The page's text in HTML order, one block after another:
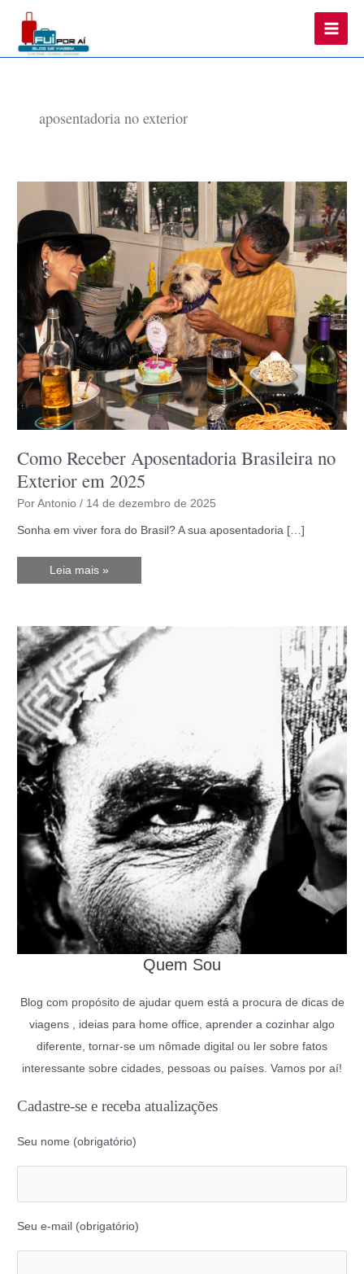
Main
aposentadoria no exterior
Como Receber Aposentadoria Brasileira no
Exterior em 2025
PorAntonio/ 14 de dezembro de 2025
Sonha em viver fora do Brasil? A sua aposentadoria […]
Como
em
2025
Leia mais »
Quem Sou
Blog com propósito de ajudar quem está a procura de dicas de
viagens , ideias para home office, aprender a cozinhar algo
diferente, tornar-se um nômade digital ou ler sobre fatos
interessante sobre cidades, pessoas ou países. Vamos por aí!
Cadastre-se e receba atualizações
Seu nome (obrigatório)
Seu e-mail (obrigatório)